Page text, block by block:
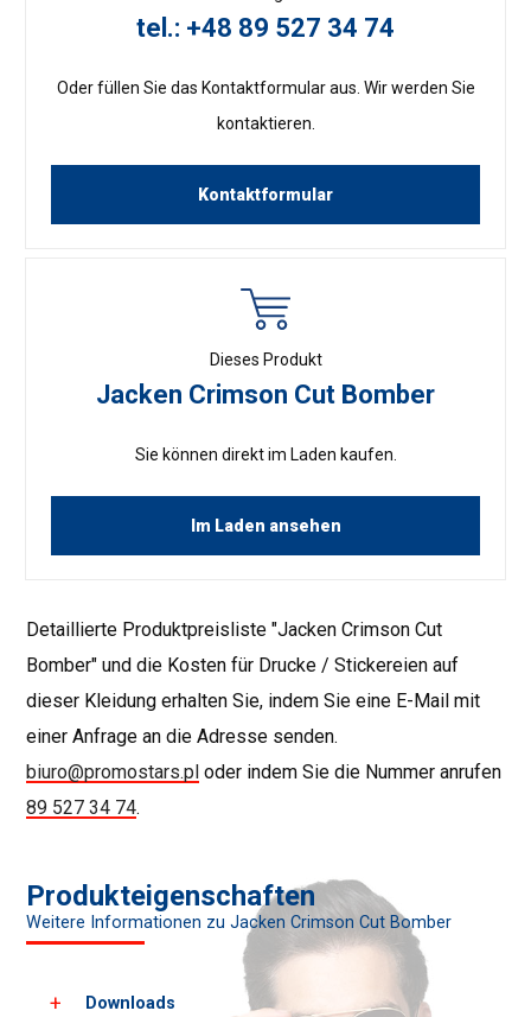
tel.: +48 89 527 34 74
Oder füllen Sie das Kontaktformular aus. Wir werden Sie
kontaktieren.
Kontaktformular
Dieses Produkt
Jacken Crimson Cut Bomber
Sie können direkt im Laden kaufen.
Im Laden ansehen
Detaillierte Produktpreisliste "Jacken Crimson Cut
Bomber" und die Kosten für Drucke / Stickereien auf
dieser Kleidung erhalten Sie, indem Sie eine E-Mail mit
einer Anfrage an die Adresse senden.
biuro@promostars.pl oder indem Sie die Nummer anrufen
89 527 34 74.
Produkteigenschaften
Weitere Informationen zu Jacken Crimson Cut Bomber
Downloads